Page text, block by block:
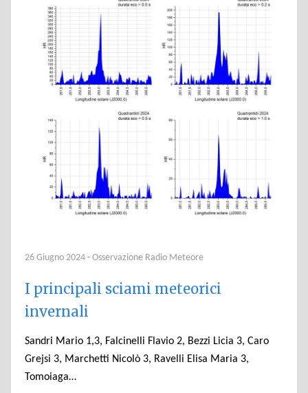
26 Giugno 2024 - Osservazione Radio Meteore
I principali sciami meteorici
invernali
Sandri Mario 1,3, Falcinelli Flavio 2, Bezzi Licia 3, Caro
Grejsi 3, Marchetti Nicolò 3, Ravelli Elisa Maria 3,
Tomoiaga…